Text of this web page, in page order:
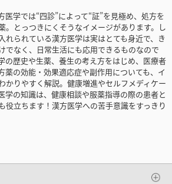
医学では“四診”によって“証”を見極め、処方を
。とっつきにくそうなイメージがあります。し
れられている漢方医学は実はとても身近で、き
でなく、日常生活にも応用できるものなので
の歴史や生薬、養生の考え方をはじめ、医療者
薬の効能・効果適応症や副作用についても、イ
かりやすく解説。健康増進やセルフメディケー
学の知識は、健康相談や服薬指導の際の患者と
役立ちます！漢方医学への苦手意識をすっきり